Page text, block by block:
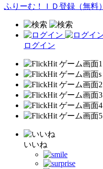
ふりーむ！ＩＤ登録（無料）
ログイン
いいね